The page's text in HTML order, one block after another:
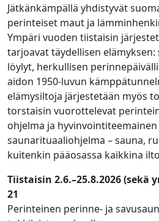
Jätkänkämpällä yhdistyvät
perinteiset maut ja
Ympäri vuoden tiistaisin
tarjoavat täydellisen
löylyt, herkullisen
aidon 1950-luvun
elämysiltoja järjestetään myös
torstaisin vuorottelevat
ohjelma ja
saunarituaaliohjelma – sauna,
kuitenkin pääosassa kaikkina
Tiistaisin 2.6.–25.8.2026 (sekä
21
Perinteinen perinne- ja